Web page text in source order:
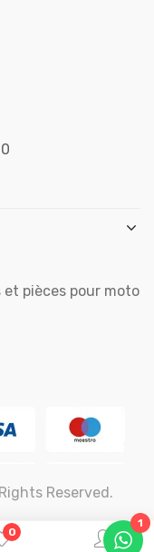
0
pièces pour moto
Reserved.
1